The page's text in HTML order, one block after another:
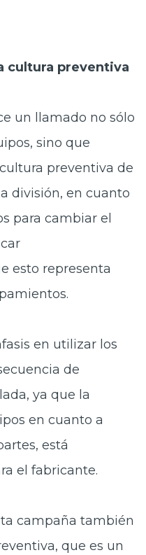
cultura preventiva
un
llamado no sólo
sino que
preventiva de
división, en cuanto
para cambiar el
esto representa
en utilizar los
de
ya que la
en cuanto a
está
el fabricante.
campaña también
que es un